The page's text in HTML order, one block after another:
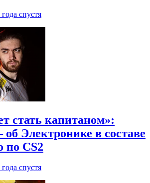
года спустя
стать капитаном»:
Электронике в составе
по CS2
года спустя